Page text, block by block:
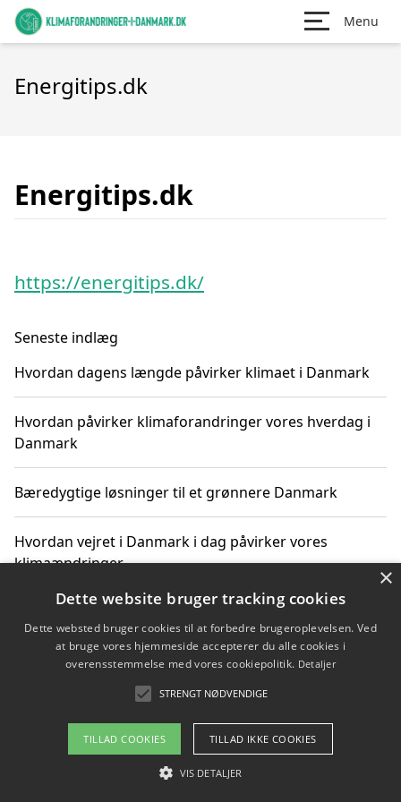
Menu
Energitips.dk
Energitips.dk
https://energitips.dk/
Seneste indlæg
Hvordan dagens længde påvirker klimaet i Danmark
Hvordan påvirker klimaforandringer vores hverdag i
Danmark
Bæredygtige løsninger til et grønnere Danmark
Hvordan vejret i Danmark i dag påvirker vores
klimaændringer
Hvordan klimaændringer påvirker danske unges
gaveønsker
Om / kontakt
Blog Betingelser
×
Dette website bruger tracking cookies
Dette websted bruger cookies til at forbedre brugeroplevelsen. Ved
at bruge vores hjemmeside accepterer du alle cookies i
overensstemmelse med vores cookiepolitik. Detaljer
STRENGT NØDVENDIGE
TILLAD COOKIES TILLAD IKKE COOKIES
VIS DETALJER